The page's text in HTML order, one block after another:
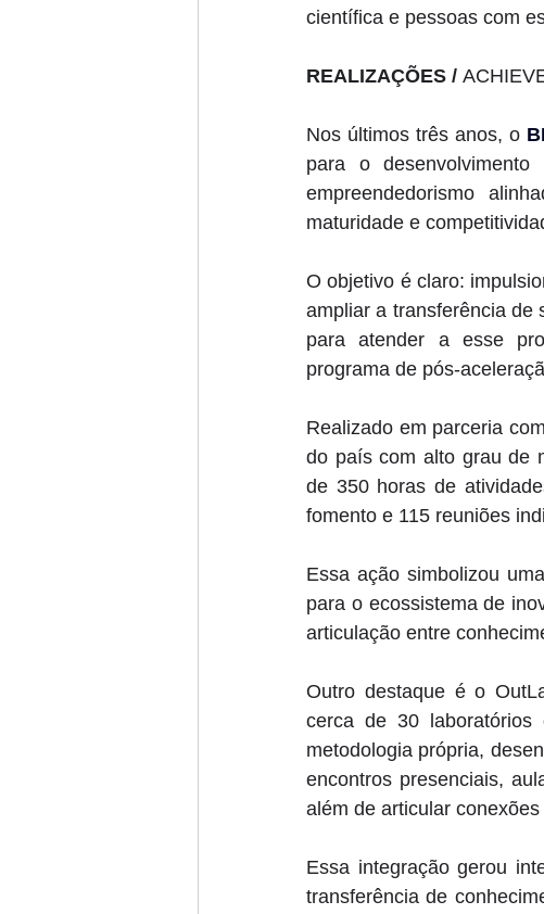
científica e pessoas com
REALIZAÇÕES /
Nos últimos três anos, o
para o
empreendedorismo
maturidade e
O objetivo é claro:
ampliar a transferência de
para atender a esse
programa de pós-
Realizado em parceria
do país com alto grau de
de 350 horas de
fomento e 115 reuniões
Essa ação simbolizou
para o ecossistema de
articulação entre
Outro destaque é o
cerca de 30 laboratórios
metodologia própria,
encontros presenciais,
além de articular
Essa integração gerou
transferência de